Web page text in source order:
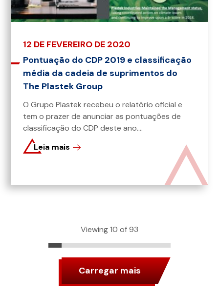
12 DE FEVEREIRO DE 2020
Pontuação do CDP 2019 e classificação
média da cadeia de suprimentos do
The Plastek Group
O Grupo Plastek recebeu o relatório oficial e
tem o prazer de anunciar as pontuações de
classificação do CDP deste ano....
Leia mais
Viewing 10 of 93
Carregar mais